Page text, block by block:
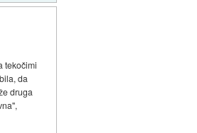
tekočimi
da
druga